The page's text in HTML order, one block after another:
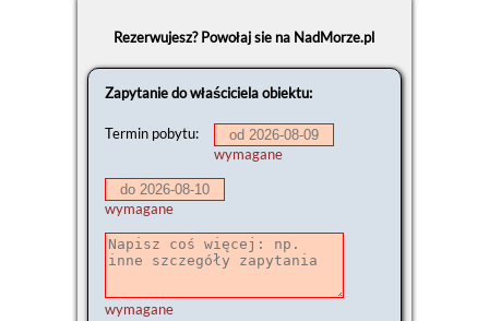
Rezerwujesz? Powołaj sie na NadMorze.pl
Zapytanie do właściciela obiektu:
Termin pobytu:
wymagane
wymagane
wymagane